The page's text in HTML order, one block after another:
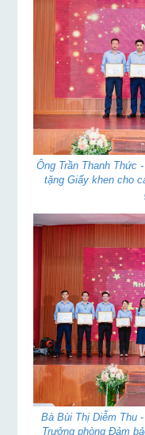
Ông Trần Thanh Thức
tặng Giấy khen cho
Bà Bùi Thị Diễm Thu
Trưởng phòng Đảm